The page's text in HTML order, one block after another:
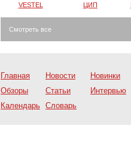
VESTEL ЦИП
Смотреть все
Главная Новости
Новинки
Обзоры
Статьи
Интервью
Календарь Словарь